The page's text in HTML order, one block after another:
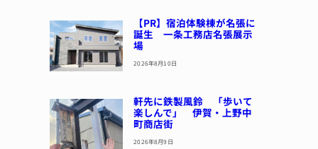
【PR】宿泊体験棟が名張に
誕生 一条工務店名張展示
場
2026年8月10日
軒先に鉄製風鈴 「歩いて
楽しんで」 伊賀・上野中
町商店街
2026年8月9日